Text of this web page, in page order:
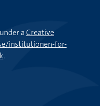
aCreative
institutionen-for-
.